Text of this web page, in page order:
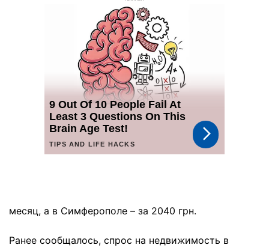
месяц, а в Симферополе – за 2040 грн.
Ранее сообщалось, спрос на недвижимость в